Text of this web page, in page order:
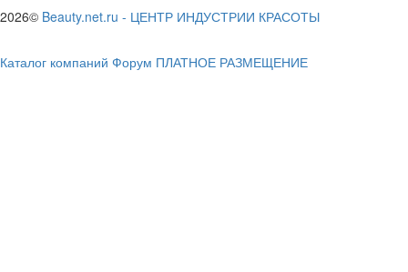
2026© Beauty.net.ru - ЦЕНТР ИНДУСТРИИ КРАСОТЫ
Каталог компаний Форум ПЛАТНОЕ РАЗМЕЩЕНИЕ